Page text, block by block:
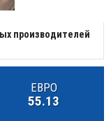
производителей
ЕВРО
55.13